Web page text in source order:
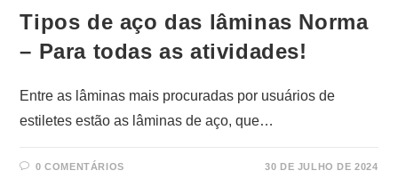
Tipos de aço das lâminas Norma
– Para todas as atividades!
Entre as lâminas mais procuradas por usuários de
estiletes estão as lâminas de aço, que…
0 COMENTÁRIOS 30 DE JULHO DE 2024